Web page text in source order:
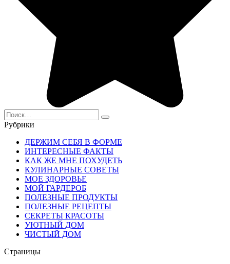
Search
for:
Рубрики
ДЕРЖИМ СЕБЯ В ФОРМЕ
ИНТЕРЕСНЫЕ ФАКТЫ
КАК ЖЕ МНЕ ПОХУДЕТЬ
КУЛИНАРНЫЕ СОВЕТЫ
МОЕ ЗДОРОВЬЕ
МОЙ ГАРДЕРОБ
ПОЛЕЗНЫЕ ПРОДУКТЫ
ПОЛЕЗНЫЕ РЕЦЕПТЫ
СЕКРЕТЫ КРАСОТЫ
УЮТНЫЙ ДОМ
ЧИСТЫЙ ДОМ
Страницы